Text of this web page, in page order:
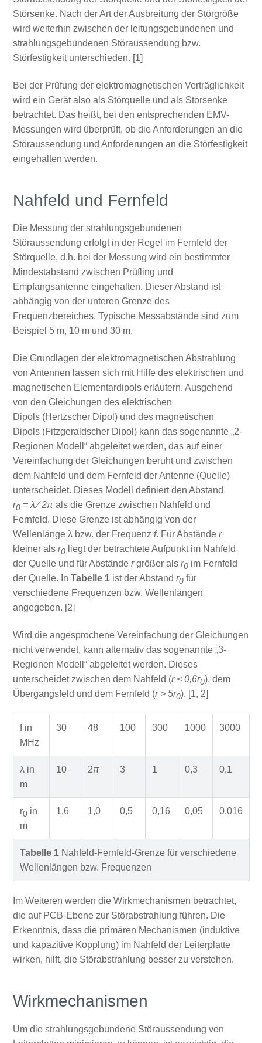
Störsenke. Nach der Art der Ausbreitung der Störgröße
wird weiterhin zwischen der leitungsgebundenen und
strahlungsgebundenen Störaussendung bzw.
Störfestigkeit unterschieden. [1]
Bei der Prüfung der elektromagnetischen Verträglichkeit
wird ein Gerät also als Störquelle und als Störsenke
betrachtet. Das heißt, bei den entsprechenden EMV-
Messungen wird überprüft, ob die Anforderungen an die
Störaussendung und Anforderungen an die Störfestigkeit
eingehalten werden.
Nahfeld und Fernfeld
Die Messung der strahlungsgebundenen
Störaussendung erfolgt in der Regel im Fernfeld der
Störquelle, d.h. bei der Messung wird ein bestimmter
Mindestabstand zwischen Prüfling und
Empfangsantenne eingehalten. Dieser Abstand ist
abhängig von der unteren Grenze des
Frequenzbereiches. Typische Messabstände sind zum
Beispiel 5 m, 10 m und 30 m.
Die Grundlagen der elektromagnetischen Abstrahlung
von Antennen lassen sich mit Hilfe des elektrischen und
magnetischen Elementardipols erläutern. Ausgehend
von den Gleichungen des elektrischen
Dipols (Hertzscher Dipol) und des magnetischen
Dipols (Fitzgeraldscher Dipol) kann das sogenannte „2-
Regionen Modell“ abgeleitet werden, das auf einer
Vereinfachung der Gleichungen beruht und zwischen
dem Nahfeld und dem Fernfeld der Antenne (Quelle)
unterscheidet. Dieses Modell definiert den Abstand
r0= λ ⁄ 2πals die Grenze zwischen Nahfeld und
Fernfeld. Diese Grenze ist abhängig von der
Wellenlänge λ bzw. der Frequenz f. Für Abstände r
kleiner als r0liegt der betrachtete Aufpunkt im Nahfeld
der Quelle und für Abstände rgrößer als r0im Fernfeld
der Quelle. In Tabelle 1ist der Abstand r0für
verschiedene Frequenzen bzw. Wellenlängen
angegeben. [2]
Wird die angesprochene Vereinfachung der Gleichungen
nicht verwendet, kann alternativ das sogenannte „3-
Regionen Modell“ abgeleitet werden. Dieses
unterscheidet zwischen dem Nahfeld (r < 0,6r0), dem
Übergangsfeld und dem Fernfeld (r > 5r0). [1, 2]
f in
MHz
30 48 100 300 1000 3000
λ in
m
10 2π 3 1 0,3 0,1
r0in
m
1,6 1,0 0,5 0,16 0,05 0,016
Tabelle 1Nahfeld-Fernfeld-Grenze für verschiedene
Wellenlängen bzw. Frequenzen
Im Weiteren werden die Wirkmechanismen betrachtet,
die auf PCB-Ebene zur Störabstrahlung führen. Die
Erkenntnis, dass die primären Mechanismen (induktive
und kapazitive Kopplung) im Nahfeld der Leiterplatte
wirken, hilft, die Störabstrahlung besser zu verstehen.
Wirkmechanismen
Um die strahlungsgebundene Störaussendung von